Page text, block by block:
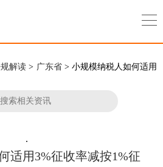
解读 > 广东省 > 小规模纳税人如何适用
.
适用3%征收率减按1%征